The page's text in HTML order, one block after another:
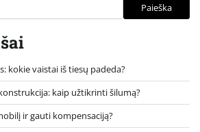
Paieška
kokie vaistai iš tiesų padeda?
kaip užtikrinti šilumą?
ir gauti kompensaciją?